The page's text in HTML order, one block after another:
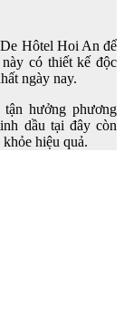
Hôtel Hoi An để
có thiết kế độc
ngày nay.
hưởng phương
dầu tại đây còn
hiệu quả.